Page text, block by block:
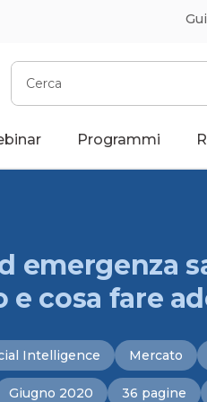
Cerca
Programmi
emergenza
cosa fare
Intelligence Mercato
Giugno 2020 36 pagine